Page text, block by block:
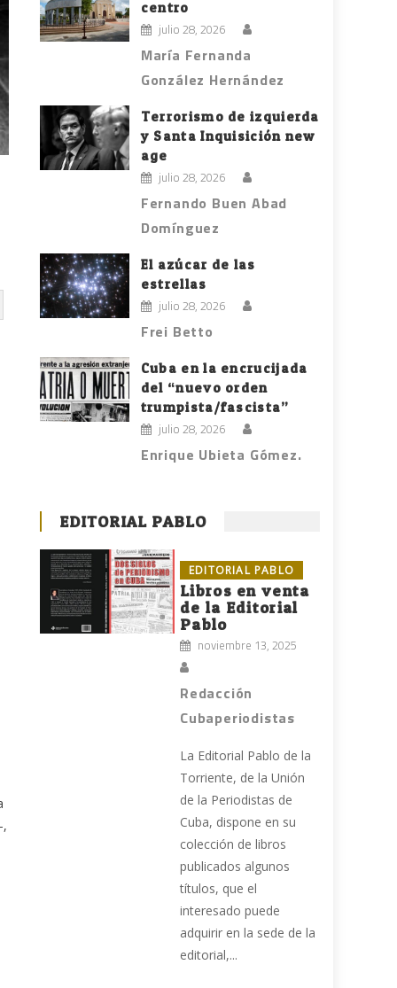
centro
julio 28, 2026
María Fernanda
González Hernández
Terrorismo de izquierda
y Santa Inquisición new
age
julio 28, 2026
Fernando Buen Abad
Domínguez
El azúcar de las
estrellas
julio 28, 2026
Frei Betto
Cuba en la encrucijada
del “nuevo orden
trumpista/fascista”
julio 28, 2026
Enrique Ubieta Gómez.
EDITORIAL PABLO
EDITORIAL PABLO
Libros en venta
de la Editorial
Pablo
noviembre 13, 2025
Redacción
Cubaperiodistas
La Editorial Pablo de la
Torriente, de la Unión
de la Periodistas de
Cuba, dispone en su
colección de libros
publicados algunos
títulos, que el
interesado puede
adquirir en la sede de la
editorial,...